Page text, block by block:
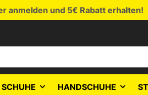
anmelden und 5€ Rabatt erhalten!
SCHUHE HANDSCHUHE